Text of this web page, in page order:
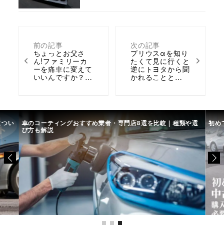
前の記事
ちょっとお父さ
ん!ファミリーカ
ーを痛車に変えて
いいんですか？…
次の記事
プリウスαを知り
たくて見に行くと
逆にトヨタから聞
かれることと…
い 車のコーティングおすすめ業者・専門店8選を比較｜種類や選
び方も解説
初め